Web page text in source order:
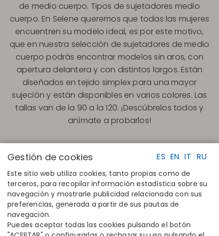
de medio cuerpo. Tipos de sujetadores medio
cuerpo. En Selene queremos que todas las mujeres
encuentren su modelo ideal, es por este motivo,
que en nuestra selección de sujetadores de medio
cuerpo podrás encontrar modelos sin aros, con
apertura delantera y con distintos largos. Están
diseñados en tejido simplex para una mayor
sujeción y están disponibles en varios colores. Las
tallas van de la 90 a la 120. ¡Descúbrelos todos y
anímate a probarlos!
ES EN IT RU
Gestión de cookies
Este sitio web utiliza cookies, tanto propias como de
terceros, para recopilar información estadística sobre su
navegación y mostrarle publicidad relacionada con sus
preferencias, generada a partir de sus pautas de
navegación.
Puedes aceptar todas las cookies pulsando el botón
ENLACES RAPIDOS
Calcula tu talla
Encuentra tu tienda
Únete al directorio
CONTACTO
Disintex 2021 SL
disintex@disintex.es